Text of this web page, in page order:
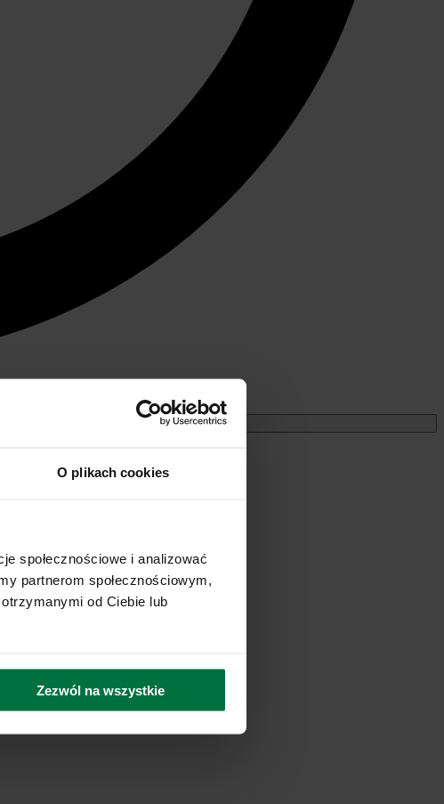
O plikach cookies
społecznościowe i analizować
partnerom społecznościowym,
od Ciebie lub
Zezwól na wszystkie
Miesięczne